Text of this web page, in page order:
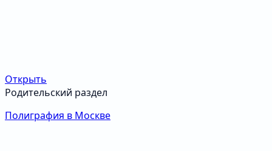
Открыть
Родительский раздел
Полиграфия в Москве